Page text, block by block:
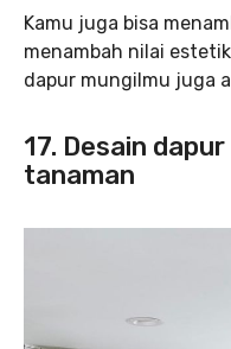
Kamu juga bisa
menambah nilai
dapur mungilmu juga
17. Desain
tanaman